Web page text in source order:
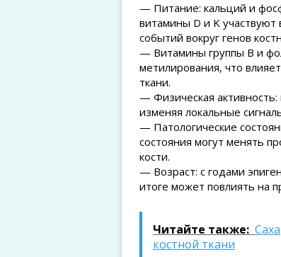
— Питание: кальций и
витамины D и K участвуют
событий вокруг генов
— Витамины группы B и
метилирования, что
ткани.
— Физическая активность:
изменяя локальные
— Патологические
состояния могут менять
кости.
— Возраст: с годами
итоге может повлиять на
Читайте также:
костной ткани